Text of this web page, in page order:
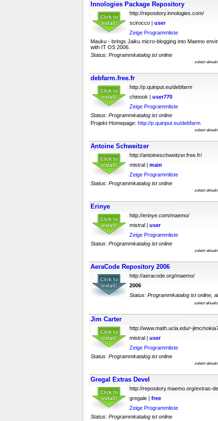
Innologies Package Repository
http://repository.innologies.com/
scirocco | user
Zeige Programmliste
Mauku - brings Jaiku micro-blogging into Maemo
with IT OS 2006.
Status: Programmkatalog ist online
zuletzt
debfarm.free.fr
http://p.quinput.eu/debfarm
chinook | user770
Zeige Programmliste
Status: Programmkatalog ist online
Projekt-Homepage: http://p.quinput.eu/debfarm
zuletzt
Antoine Schweitzer
http://antoineschweitzer.free.fr/
mistral | main
Zeige Programmliste
Status: Programmkatalog ist online
zuletzt
Erinye
http://erinye.com/maemo/
mistral | user
Zeige Programmliste
Status: Programmkatalog ist online
zuletzt
AeraCode Repository 2006
http://aeracode.org/maemo/
2006
Status: Programmkatalog ist online,
zuletzt
Jim Carter
http://www.math.ucla.edu/~jimc/
mistral | user
Zeige Programmliste
Status: Programmkatalog ist online
zuletzt
Gregal Extras Devel
http://repository.maemo.org/extras-
gregale | free
Zeige Programmliste
Status: Programmkatalog ist online